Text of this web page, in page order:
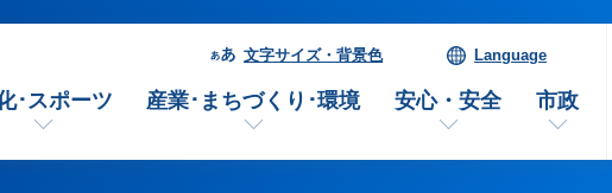
文字サイズ・背景色 Language
･スポーツ 産業･まちづくり･環境 安心・安全 市政